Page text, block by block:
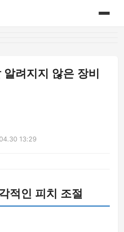
려지지 않은 장비
13:29
적인 피치 조절